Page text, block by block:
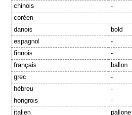
chinois
-
coréen
-
danois
bold
espagnol
-
finnois
-
français
ballon
grec
-
hébreu
-
hongrois
-
italien
pallone